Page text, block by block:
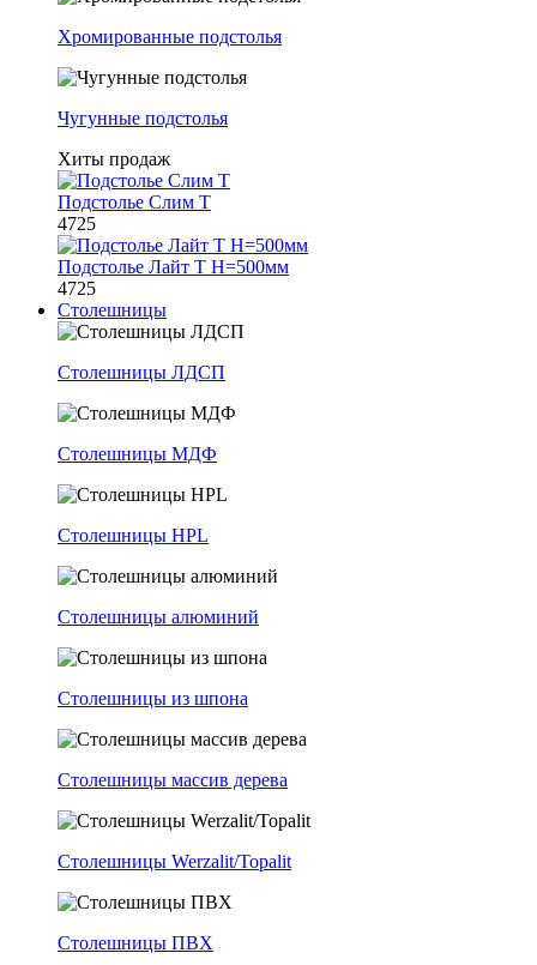
Хромированные подстолья
Чугунные подстолья
Хиты продаж
Подстолье Слим Т
4725
Подстолье Лайт Т H=500мм
4725
Столешницы
Столешницы ЛДСП
Столешницы МДФ
Столешницы HPL
Столешницы алюминий
Столешницы из шпона
Столешницы массив дерева
Столешницы Werzalit/Topalit
Столешницы ПВХ